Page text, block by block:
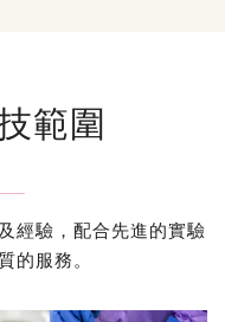
範圍
經驗，配合先進的實驗
的服務。